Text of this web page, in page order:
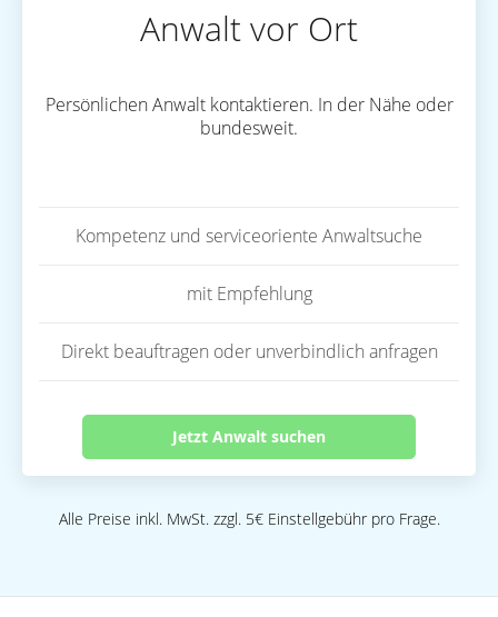
Anwalt vor Ort
Persönlichen Anwalt kontaktieren. In der Nähe oder
bundesweit.
Kompetenz und serviceoriente Anwaltsuche
mit Empfehlung
Direkt beauftragen oder unverbindlich anfragen
Jetzt Anwalt suchen
Alle Preise inkl. MwSt. zzgl. 5€ Einstellgebühr pro Frage.